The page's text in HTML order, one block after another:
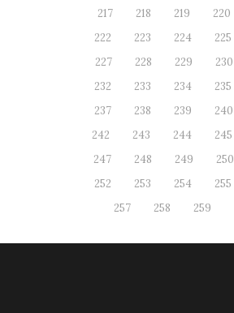
217
218 219 220
222
223 224 225
227
228 229 230
232
233 234 235
237
238 239 240
242
243 244 245
247
248 249 250
252
253 254 255
257
258 259